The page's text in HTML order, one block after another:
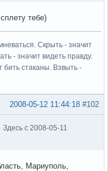
тебе)
Скрыть - значит
- значит видеть правду.
бить стаканы. Взвыть -
#102
2008-05-12 11:44:18
Здесь с 2008-05-11
Мариуполь,